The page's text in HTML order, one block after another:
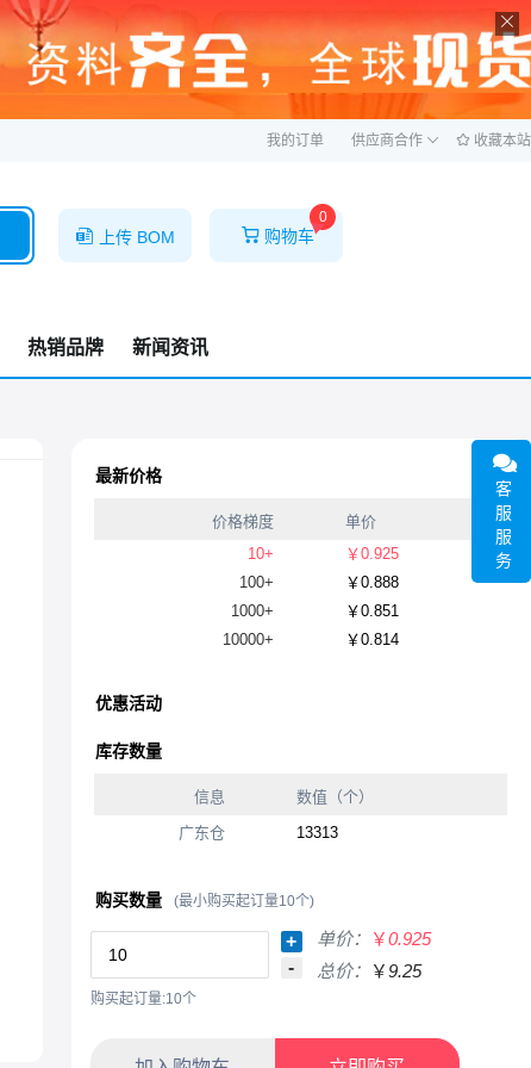
ဆ
我的订单 供应商合作 收藏本站
上传 BOM
0
购物车
热销品牌 新闻资讯
最新价格
价格梯度
单价
10+
￥0.925
100+
￥0.888
1000+
￥0.851
10000+
￥0.814
优惠活动
库存数量
信息
数值（个）
广东仓
13313
购买数量 (最小购买起订量10个)
+
-
单价： ￥0.925
总价：
￥9.25
购买起订量:10个
客
服
服
务